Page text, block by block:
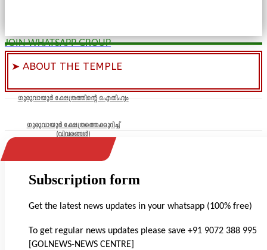
JOIN WHATSAPP GROUP
➤ ABOUT THE TEMPLE
ഗുരുവായൂർ ക്ഷേത്രത്തിന്റെ ഐതിഹ്യം
ഗുരുവായൂർ ക്ഷേത്രത്തെക്കുറിച്ച്
(വിവരങ്ങൾ)
Subscription form
Get the latest news updates in your whatsapp (100% free)
To get regular news updates please save +91 9072 388 995
[GOLNEWS-NEWS CENTRE]